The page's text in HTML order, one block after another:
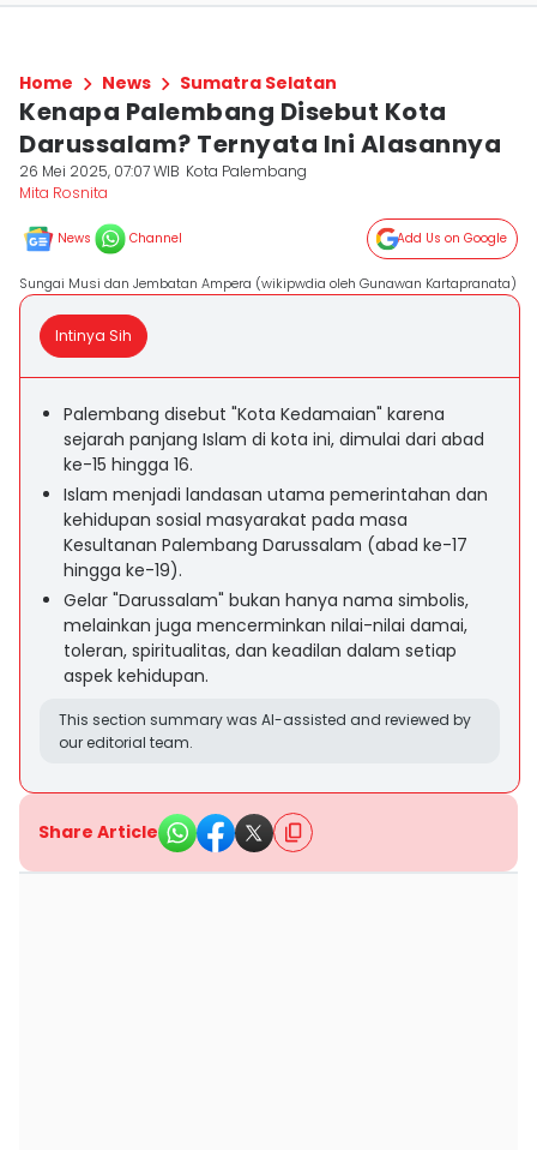
Home News Sumatra Selatan
Kenapa Palembang Disebut Kota
Darussalam? Ternyata Ini Alasannya
26 Mei 2025, 07:07 WIB Kota Palembang
Mita Rosnita
News Channel Add Us on Google
Sungai Musi dan Jembatan Ampera (wikipwdia oleh Gunawan Kartapranata)
Intinya Sih
Palembang disebut "Kota Kedamaian" karena
sejarah panjang Islam di kota ini, dimulai dari abad
ke-15 hingga 16.
Islam menjadi landasan utama pemerintahan dan
kehidupan sosial masyarakat pada masa
Kesultanan Palembang Darussalam (abad ke-17
hingga ke-19).
Gelar "Darussalam" bukan hanya nama simbolis,
melainkan juga mencerminkan nilai-nilai damai,
toleran, spiritualitas, dan keadilan dalam setiap
aspek kehidupan.
This section summary was AI-assisted and reviewed by
our editorial team.
Share Article